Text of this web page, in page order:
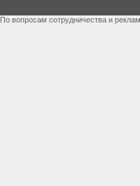
По вопросам сотрудничества и